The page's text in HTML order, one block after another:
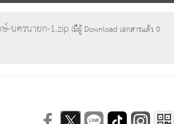
ษ์-นครนายก-1.zip (มีผู้ Download เอกสารแล้ว 0